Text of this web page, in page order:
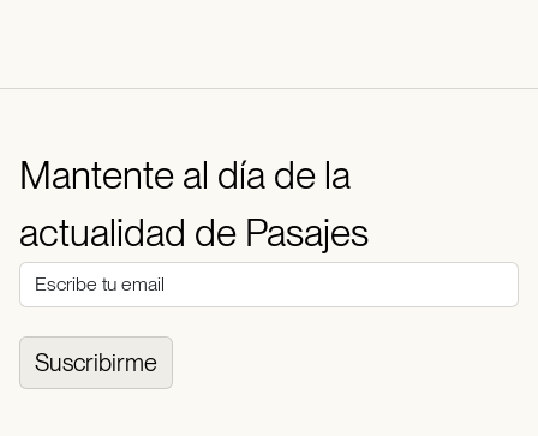
Mantente al día de la
actualidad de Pasajes
Suscribirme